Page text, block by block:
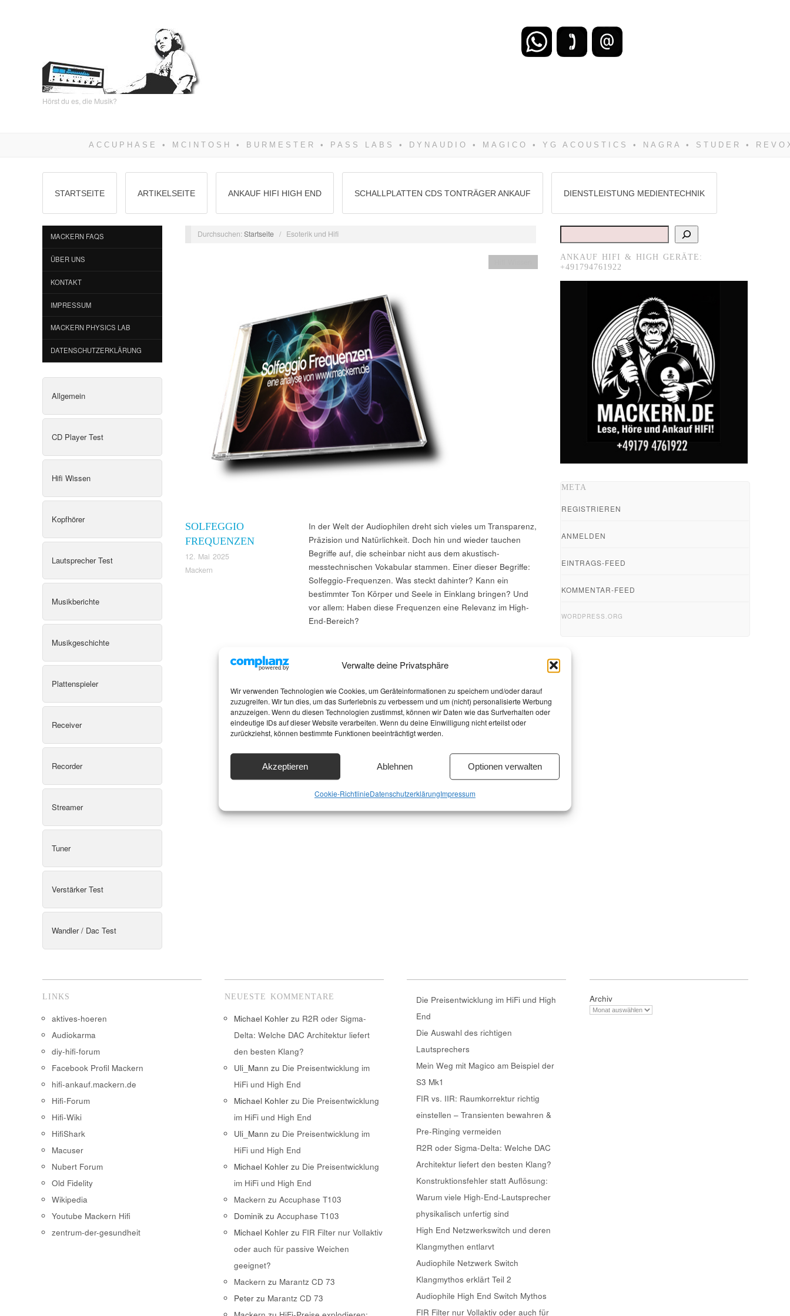
Verwalte deine Privatsphäre
Wir verwenden Technologien wie Cookies, um Geräteinformationen zu speichern und/oder darauf
zuzugreifen. Wir tun dies, um das Surferlebnis zu verbessern und um (nicht) personalisierte Werbung
anzuzeigen. Wenn du diesen Technologien zustimmst, können wir Daten wie das Surfverhalten oder
eindeutige IDs auf dieser Website verarbeiten. Wenn du deine Einwilligung nicht erteilst oder
zurückziehst, können bestimmte Funktionen beeinträchtigt werden.
Akzeptieren Ablehnen Optionen verwalten
Cookie-RichtlinieDatenschutzerklärungImpressum
Hörst du es, die Musik?
STARTSEITE ARTIKELSEITE ANKAUF HIFI HIGH END SCHALLPLATTEN CDS TONTRÄGER ANKAUF DIENSTLEISTUNG MEDIENTECHNIK
MACKERN FAQS
ÜBER UNS
KONTAKT
IMPRESSUM
MACKERN PHYSICS LAB
DATENSCHUTZERKLÄRUNG
Allgemein
CD Player Test
Hifi Wissen
Kopfhörer
Lautsprecher Test
Musikberichte
Musikgeschichte
Plattenspieler
Receiver
Recorder
Streamer
Tuner
Verstärker Test
Wandler / Dac Test
Durchsuchen:Startseite / Esoterik und Hifi
SOLFEGGIO
FREQUENZEN
12. Mai 2025
Mackern
In der Welt der Audiophilen dreht sich vieles um Transparenz,
Präzision und Natürlichkeit. Doch hin und wieder tauchen
Begriffe auf, die scheinbar nicht aus dem akustisch-
messtechnischen Vokabular stammen. Einer dieser Begriffe:
Solfeggio-Frequenzen. Was steckt dahinter? Kann ein
bestimmter Ton Körper und Seele in Einklang bringen? Und
vor allem: Haben diese Frequenzen eine Relevanz im High-
End-Bereich?
Suchen
ANKAUF HIFI & HIGH GERÄTE:
+491794761922
META
REGISTRIEREN
ANMELDEN
EINTRAGS-FEED
KOMMENTAR-FEED
WORDPRESS.ORG
LINKS
aktives-hoeren
Audiokarma
diy-hifi-forum
Facebook Profil Mackern
hifi-ankauf.mackern.de
Hifi-Forum
Hifi-Wiki
HifiShark
Macuser
Nubert Forum
Old Fidelity
Wikipedia
Youtube Mackern Hifi
zentrum-der-gesundheit
NEUESTE KOMMENTARE
Michael Kohler zu R2R oder Sigma-
Delta: Welche DAC Architektur liefert
den besten Klang?
Uli_Mann zu Die Preisentwicklung im
HiFi und High End
Michael Kohler zu Die Preisentwicklung
im HiFi und High End
Uli_Mann zu Die Preisentwicklung im
HiFi und High End
Michael Kohler zu Die Preisentwicklung
im HiFi und High End
Mackern zuAccuphase T103
Dominik zuAccuphase T103
Michael Kohler zu FIR Filter nur Vollaktiv
oder auch für passive Weichen
geeignet?
Mackern zu Marantz CD 73
Peter zu Marantz CD 73
Die Preisentwicklung im HiFi und High
End
Die Auswahl des richtigen
Lautsprechers
Mein Weg mit Magico am Beispiel der
S3 Mk1
FIR vs. IIR: Raumkorrektur richtig
einstellen – Transienten bewahren &
Pre-Ringing vermeiden
R2R oder Sigma-Delta: Welche DAC
Architektur liefert den besten Klang?
Konstruktionsfehler statt Auflösung:
Warum viele High-End-Lautsprecher
physikalisch unfertig sind
High End Netzwerkswitch und deren
Klangmythen entlarvt
Audiophile Netzwerk Switch
Klangmythos erklärt Teil 2
Audiophile High End Switch Mythos
FIR Filter nur Vollaktiv oder auch für
Archiv